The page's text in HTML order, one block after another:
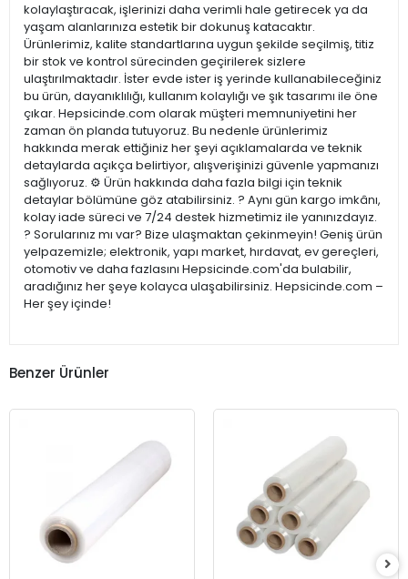
kolaylaştıracak, işlerinizi daha verimli hale getirecek ya da
yaşam alanlarınıza estetik bir dokunuş katacaktır.
Ürünlerimiz, kalite standartlarına uygun şekilde seçilmiş, titiz
bir stok ve kontrol sürecinden geçirilerek sizlere
ulaştırılmaktadır. İster evde ister iş yerinde kullanabileceğiniz
bu ürün, dayanıklılığı, kullanım kolaylığı ve şık tasarımı ile öne
çıkar. Hepsicinde.com olarak müşteri memnuniyetini her
zaman ön planda tutuyoruz. Bu nedenle ürünlerimiz
hakkında merak ettiğiniz her şeyi açıklamalarda ve teknik
detaylarda açıkça belirtiyor, alışverişinizi güvenle yapmanızı
sağlıyoruz. ⚙️ Ürün hakkında daha fazla bilgi için teknik
detaylar bölümüne göz atabilirsiniz. ? Aynı gün kargo imkânı,
kolay iade süreci ve 7/24 destek hizmetimiz ile yanınızdayız.
? Sorularınız mı var? Bize ulaşmaktan çekinmeyin! Geniş ürün
yelpazemizle; elektronik, yapı market, hırdavat, ev gereçleri,
otomotiv ve daha fazlasını Hepsicinde.com'da bulabilir,
aradığınız her şeye kolayca ulaşabilirsiniz. Hepsicinde.com –
Her şey içinde!
Benzer Ürünler